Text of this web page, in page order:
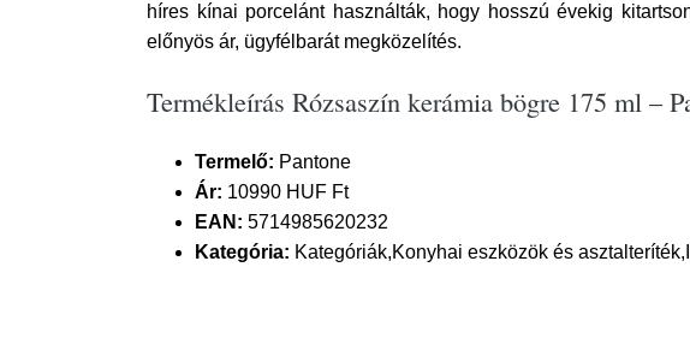
híres kínai porcelánt használták, hogy hosszú évekig
előnyös ár, ügyfélbarát megközelítés.
Termékleírás Rózsaszín kerámia bögre 175 ml –
Termelő: Pantone
Ár: 10990 HUF Ft
EAN: 5714985620232
Kategória: Kategóriák,Konyhai eszközök és